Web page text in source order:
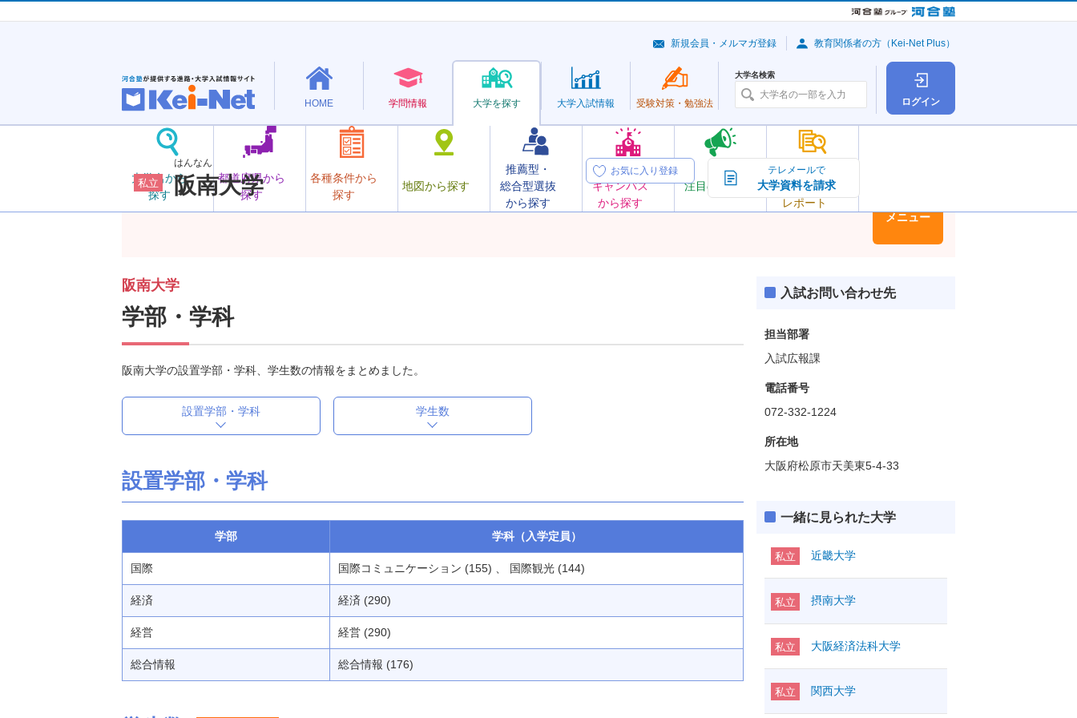
ログイン
HOME 学問情報 大学を探す
大学名から
探す
都道府県から
探す
各種条件から
探す
地図から探す
推薦型・
総合型選抜
から探す
オープン
キャンパス
から探す
注目の大学
大学の今
トピック＆
レポート
大学入試情報 受験対策・ 勉強法
大学名検索
新規会員・メルマガ登録 教育関係者の方（Kei-Net Plus）
私立
はんなん
阪南大学
お気に入り登録 テレメールで
大学資料を請求
メニュー
阪南大学
学部・学科
阪南大学の設置学部・学科、学生数の情報をまとめました。
設置学部・学科 学生数
設置学部・学科
学部 学科（入学定員）
国際 国際コミュニケーション (155) 、 国際観光 (144)
経済 経済 (290)
経営 経営 (290)
総合情報 総合情報 (176)
入試お問い合わせ先
担当部署
入試広報課
電話番号
072-332-1224
所在地
大阪府松原市天美東5-4-33
一緒に見られた大学
私立 近畿大学
私立 摂南大学
私立 大阪経済法科大学
私立 関西大学